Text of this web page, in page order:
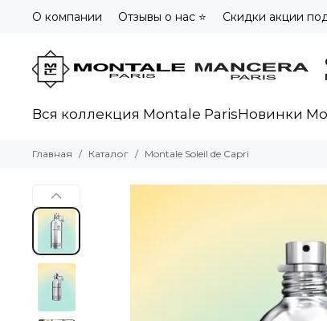
О компании Отзывы о нас ⭐ Скидки акции
Вся коллекция Montale ParisНовинки
Главная Каталог Montale Soleil de Capri